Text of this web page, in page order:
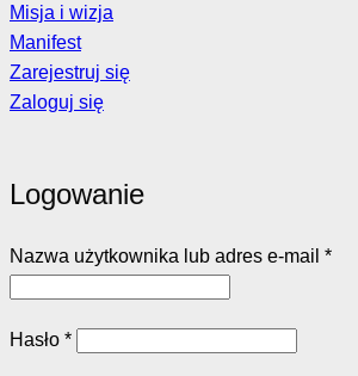
Misja i wizja
Manifest
Zarejestruj się
Zaloguj się
Logowanie
Nazwa użytkownika lub adres e-mail *
Hasło *Wymagane